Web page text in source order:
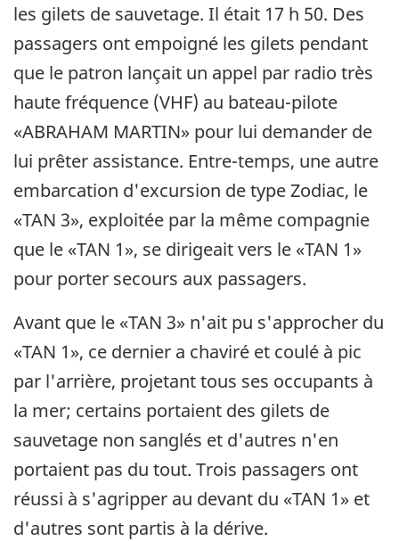
les gilets de sauvetage. Il était 17 h 50. Des
passagers ont empoigné les gilets pendant
que le patron lançait un appel par radio très
haute fréquence (VHF) au bateau-pilote
«ABRAHAM MARTIN» pour lui demander de
lui prêter assistance. Entre-temps, une autre
embarcation d'excursion de type Zodiac, le
«TAN 3», exploitée par la même compagnie
que le «TAN 1», se dirigeait vers le «TAN 1»
pour porter secours aux passagers.
Avant que le «TAN 3» n'ait pu s'approcher du
«TAN 1», ce dernier a chaviré et coulé à pic
par l'arrière, projetant tous ses occupants à
la mer; certains portaient des gilets de
sauvetage non sanglés et d'autres n'en
portaient pas du tout. Trois passagers ont
réussi à s'agripper au devant du «TAN 1» et
d'autres sont partis à la dérive.